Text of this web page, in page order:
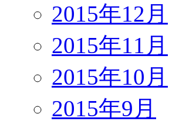
2015年12月
2015年11月
2015年10月
2015年9月